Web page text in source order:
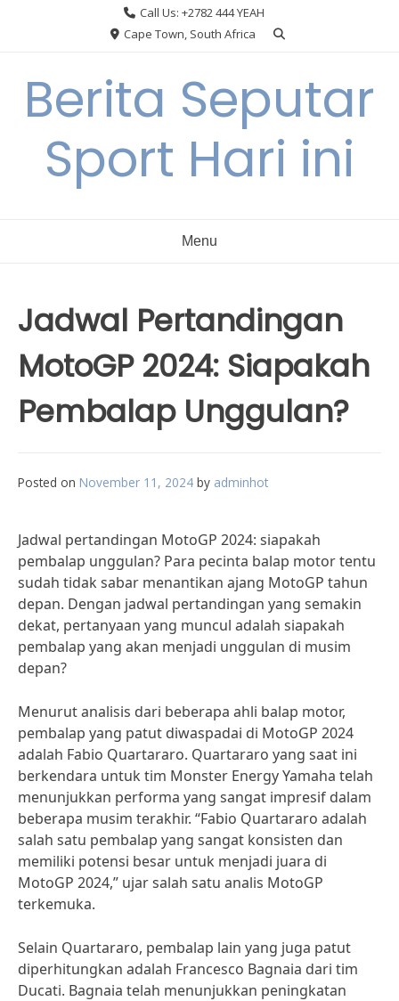
Call Us: +2782 444 YEAH
Cape Town, South Africa
Berita Seputar
Sport Hari ini
Menu
Jadwal Pertandingan
MotoGP 2024: Siapakah
Pembalap Unggulan?
Posted on November 11, 2024 by adminhot
Jadwal pertandingan MotoGP 2024: siapakah
pembalap unggulan? Para pecinta balap motor tentu
sudah tidak sabar menantikan ajang MotoGP tahun
depan. Dengan jadwal pertandingan yang semakin
dekat, pertanyaan yang muncul adalah siapakah
pembalap yang akan menjadi unggulan di musim
depan?
Menurut analisis dari beberapa ahli balap motor,
pembalap yang patut diwaspadai di MotoGP 2024
adalah Fabio Quartararo. Quartararo yang saat ini
berkendara untuk tim Monster Energy Yamaha telah
menunjukkan performa yang sangat impresif dalam
beberapa musim terakhir. “Fabio Quartararo adalah
salah satu pembalap yang sangat konsisten dan
memiliki potensi besar untuk menjadi juara di
MotoGP 2024,” ujar salah satu analis MotoGP
terkemuka.
Selain Quartararo, pembalap lain yang juga patut
diperhitungkan adalah Francesco Bagnaia dari tim
Ducati. Bagnaia telah menunjukkan peningkatan